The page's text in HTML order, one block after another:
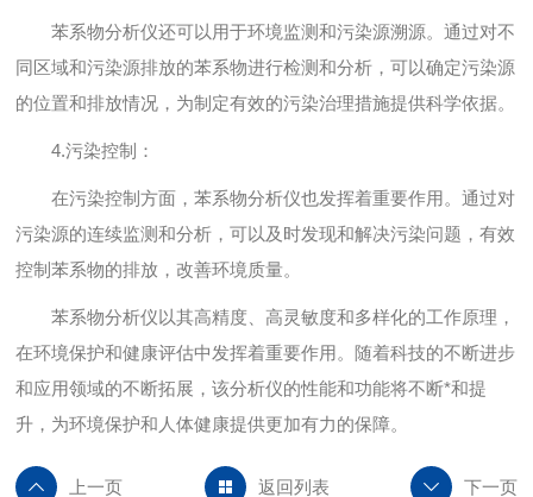
苯系物分析仪还可以用于环境监测和污染源溯源。通过对不
同区域和污染源排放的苯系物进行检测和分析，可以确定污染源
的位置和排放情况，为制定有效的污染治理措施提供科学依据。
4.污染控制：
在污染控制方面，苯系物分析仪也发挥着重要作用。通过对
污染源的连续监测和分析，可以及时发现和解决污染问题，有效
控制苯系物的排放，改善环境质量。
苯系物分析仪以其高精度、高灵敏度和多样化的工作原理，
在环境保护和健康评估中发挥着重要作用。随着科技的不断进步
和应用领域的不断拓展，该分析仪的性能和功能将不断*和提
升，为环境保护和人体健康提供更加有力的保障。
上一页 返回列表 下一页